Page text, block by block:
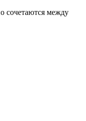
сочетаются между